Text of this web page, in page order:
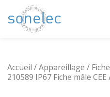
Aller
Accueil /Appareillage /
210589 IP67 Fiche mâle